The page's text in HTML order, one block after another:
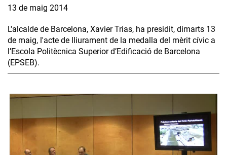
13 de maig 2014
L'alcalde de Barcelona, Xavier Trias, ha presidit, dimarts 13
de maig, l'acte de lliurament de la medalla del mèrit cívic a
l’Escola Politècnica Superior d’Edificació de Barcelona
(EPSEB).